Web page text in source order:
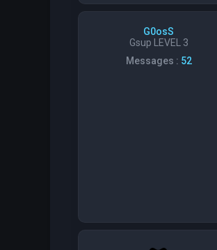
G0osS
Gsup LEVEL 3
Messages : 52